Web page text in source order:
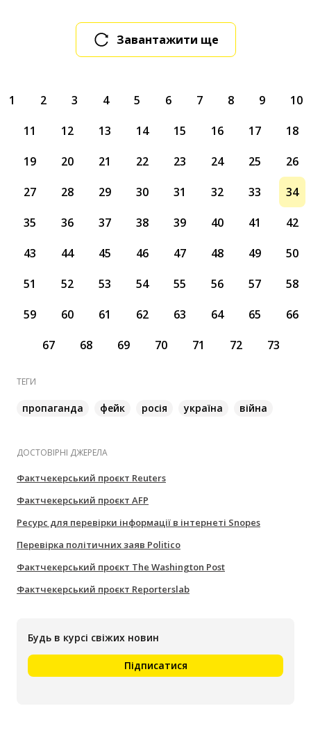
Завантажити ще
1 2 3 4 5 6 7 8 9
10
11
12 13 14 15 16 17
18
19
20 21 22 23 24 25
26
27
28 29 30 31 32 33
34
35
36 37 38 39 40 41
42
43
44 45 46 47 48 49
50
51
52 53 54 55 56 57
58
59
60 61 62 63 64 65
66
67
68 69 70 71 72 73
ТЕГИ
пропаганда фейк росія україна війна
ДОСТОВІРНІ ДЖЕРЕЛА
Фактчекерський проєкт Reuters
Фактчекерський проєкт AFP
Ресурс для перевірки інформації в інтернеті Snopes
Перевірка політичних заяв Politico
Фактчекерський проєкт The Washington Post
Фактчекерський проєкт Reporterslab
Будь в курсі свіжих новин
Підписатися